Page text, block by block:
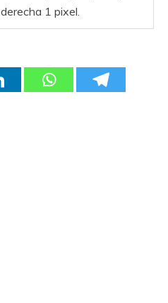
derecha 1 pixel.